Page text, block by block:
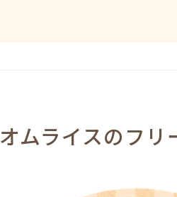
オムライスのフリ